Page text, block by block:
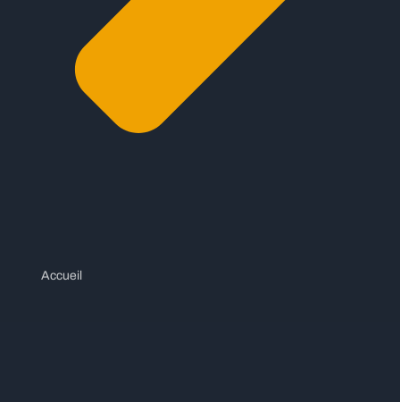
Accueil